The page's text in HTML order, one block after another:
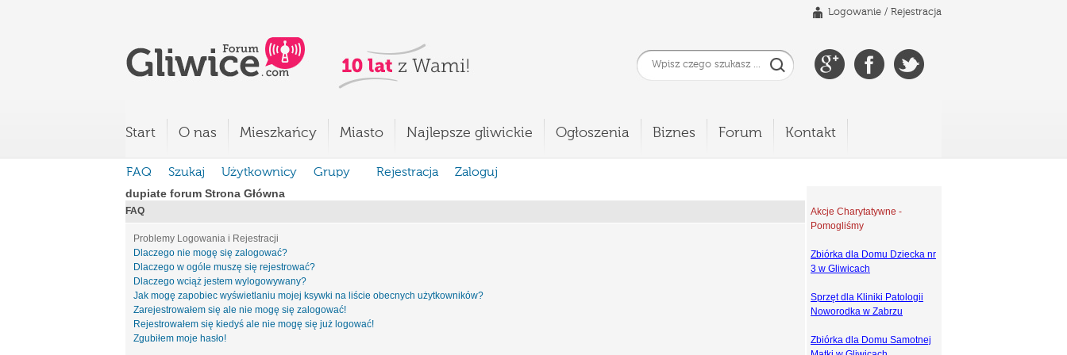
Logowanie / Rejestracja
Start O nas Mieszkańcy Miasto Najlepsze gliwickie Ogłoszenia Biznes Forum Kontakt
FAQ Szukaj Użytkownicy Grupy Rejestracja
Zaloguj
dupiate forum Strona Główna
FAQ
Problemy Logowania i Rejestracji
Dlaczego nie mogę się zalogować?
Dlaczego w ogóle muszę się rejestrować?
Dlaczego wciąż jestem wylogowywany?
Jak mogę zapobiec wyświetlaniu mojej ksywki na liście obecnych użytkowników?
Zarejestrowałem się ale nie mogę się zalogować!
Rejestrowałem się kiedyś ale nie mogę się już logować!
Zgubiłem moje hasło!
Akcje Charytatywne -
Pomogliśmy
Zbiórka dla Domu Dziecka nr
3 w Gliwicach
Sprzęt dla Kliniki Patologii
Noworodka w Zabrzu
Zbiórka dla Domu Samotnej